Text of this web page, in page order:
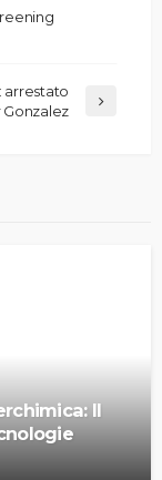
arrestato
Gonzalez
Il